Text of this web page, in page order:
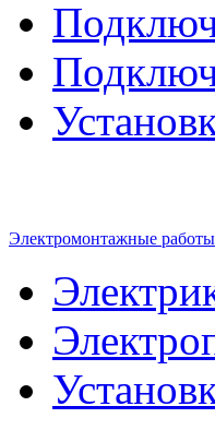
Электромонтажные работы